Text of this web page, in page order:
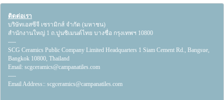
ติดต่อเรา
บริษัทเอสซีจี เซรามิกส์ จำกัด (มหาชน)
สำนักงานใหญ่ 1 ถ.ปูนซิเมนต์ไทย บางซื่อ กรุงเทพฯ 10800
----
SCG Ceramics Public Company Limited Headquarters 1 Siam Cement Rd., Bangsue,
Bangkok 10800, Thailand
Email: scgceramics@campanatiles.com
----
Email Address:: scgceramics@campanatiles.com